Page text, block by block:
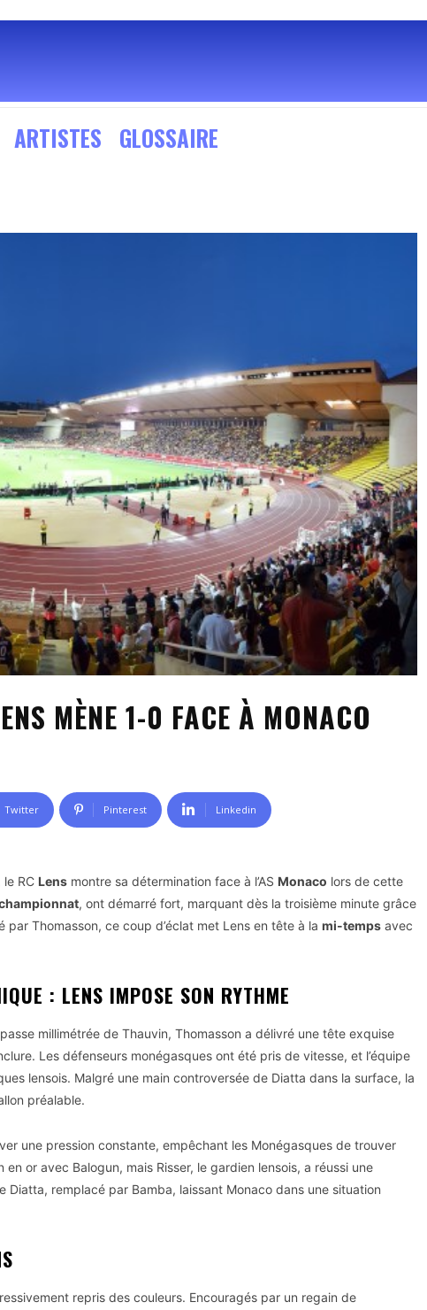
ARTISTES GLOSSAIRE
MÈNE 1-0 FACE À MONACO
Twitter Pinterest Linkedin
RC Lens montre sa détermination face à l’AS Monaco lors de cette
, ont démarré fort, marquant dès la troisième minute grâce
par Thomasson, ce coup d’éclat met Lens en tête à la mi-temps avec
: LENS IMPOSE SON RYTHME
millimétrée de Thauvin, Thomasson a délivré une tête exquise
Les défenseurs monégasques ont été pris de vitesse, et l’équipe
lensois. Malgré une main controversée de Diatta dans la surface, la
préalable.
une pression constante, empêchant les Monégasques de trouver
or avec Balogun, mais Risser, le gardien lensois, a réussi une
Diatta, remplacé par Bamba, laissant Monaco dans une situation
repris des couleurs. Encouragés par un regain de